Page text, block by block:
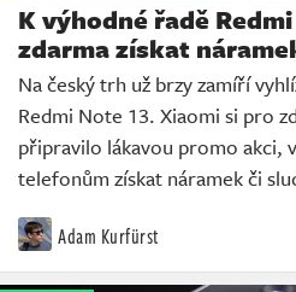
K výhodné řadě
zdarma získat
Na český trh už brzy zamíří
Redmi Note 13. Xiaomi si pro
připravilo lákavou promo akci,
telefonům získat náramek či
Adam Kurfürst